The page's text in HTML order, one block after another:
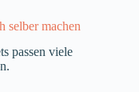
selber machen
passen viele